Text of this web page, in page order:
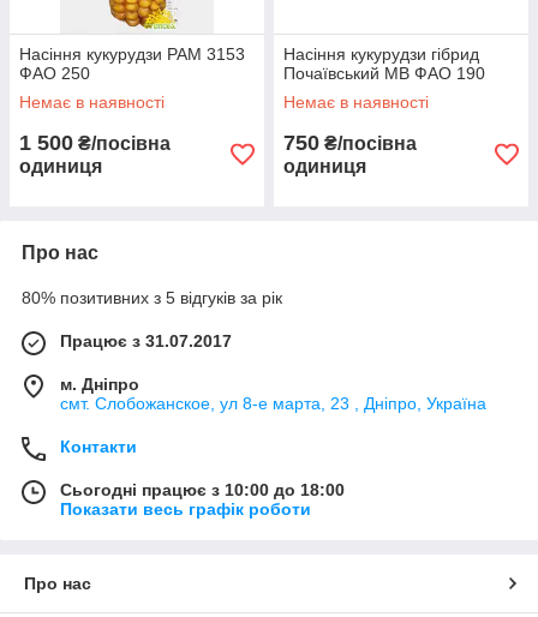
Насіння кукурудзи РАМ 3153
ФАО 250
Немає в наявності
1 500 ₴/посівна
одиниця
Насіння кукурудзи гібрид
Почаївський МВ ФАО 190
Немає в наявності
750 ₴/посівна
одиниця
Про нас
80% позитивних з 5 відгуків за рік
Працює з 31.07.2017
м. Дніпро
смт. Слобожанское, ул 8-е марта, 23 , Дніпро, Україна
Контакти
Сьогодні працює з 10:00 до 18:00
Показати весь графік роботи
Про нас